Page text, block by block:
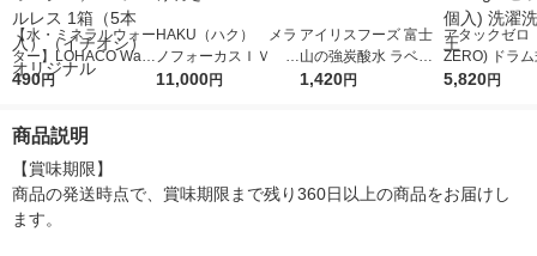
【水・ミネラルウォー
ター】LOHACO Wate
r（ロハコウォータ
シ） オリジナル
490円
HAKU（ハク） メラ
ノフォーカスＩＶ 4
5ｇ 資生堂 おまけ
11,000円
アイリスフーズ 富士
山の強炭酸水 ラベル
レス 500ml 1箱（24
1,420円
アタックゼロ
ZERO) ドラ
詰め替え メガ
5,820円
商品説明
【賞味期限】
商品の発送時点で、賞味期限まで残り360日以上の商品をお届けし
ます。